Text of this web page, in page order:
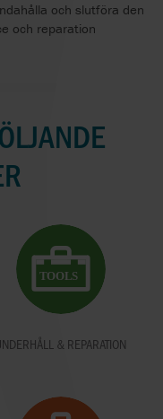
och slutföra den
och reparation
& REPARATION